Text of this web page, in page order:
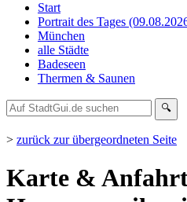
Start
Portrait des Tages
München
alle Städte
Badeseen
Thermen & Saunen
🔍
> zurück zur übergeordneten Seite
Karte &